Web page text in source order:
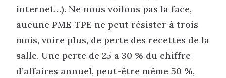
internet…). Ne nous voilons pas la face,
aucune PME-TPE ne peut résister à trois
mois, voire plus, de perte des recettes de la
salle. Une perte de 25 a 30 % du chiffre
d’affaires annuel, peut-être même 50 %,